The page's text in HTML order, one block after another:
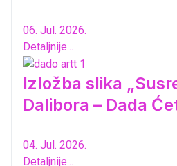
06. Jul. 2026.
Detaljnije...
Izložba slika
Dalibora – Dada
04. Jul. 2026.
Detaljnije...